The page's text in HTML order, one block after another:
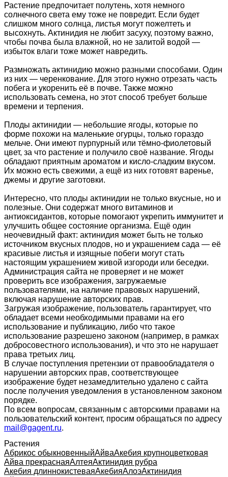
Растение предпочитает полутень, хотя немного
солнечного света ему тоже не повредит. Если будет
слишком много солнца, листья могут пожелтеть и
высохнуть. Актинидия не любит засуху, поэтому важно,
чтобы почва была влажной, но не залитой водой —
избыток влаги тоже может навредить.
Размножать актинидию можно разными способами. Один
из них — черенкование. Для этого нужно отрезать часть
побега и укоренить её в почве. Также можно
использовать семена, но этот способ требует больше
времени и терпения.
Плоды актинидии — небольшие ягоды, которые по
форме похожи на маленькие огурцы, только гораздо
мельче. Они имеют пурпурный или тёмно-фиолетовый
цвет, за что растение и получило своё название. Ягоды
обладают приятным ароматом и кисло-сладким вкусом.
Их можно есть свежими, а ещё из них готовят варенье,
джемы и другие заготовки.
Интересно, что плоды актинидии не только вкусные, но и
полезные. Они содержат много витаминов и
антиоксидантов, которые помогают укрепить иммунитет и
улучшить общее состояние организма. Ещё один
неочевидный факт: актинидия может быть не только
источником вкусных плодов, но и украшением сада — её
красивые листья и изящные побеги могут стать
настоящим украшением живой изгороди или беседки.
Администрация сайта не проверяет и не может
проверить все изображения, загружаемые
пользователями, на наличие правовых нарушений,
включая нарушение авторских прав.
Загружая изображение, пользователь гарантирует, что
обладает всеми необходимыми правами на его
использование и публикацию, либо что такое
использование разрешено законом (например, в рамках
добросовестного использования), и что это не нарушает
права третьих лиц.
В случае поступления претензии от правообладателя о
нарушении авторских прав, соответствующее
изображение будет незамедлительно удалено с сайта
после получения уведомления в установленном законом
порядке.
По всем вопросам, связанным с авторскими правами на
пользовательский контент, просим обращаться по адресу
mail@gagent.ru.
Растения
Абрикос обыкновенныйАйваАкебия крупноцветковая
Айва прекраснаяАлтеяАктинидия рубра
Акебия длиннокистеваяАкебияАлоэАктинидия